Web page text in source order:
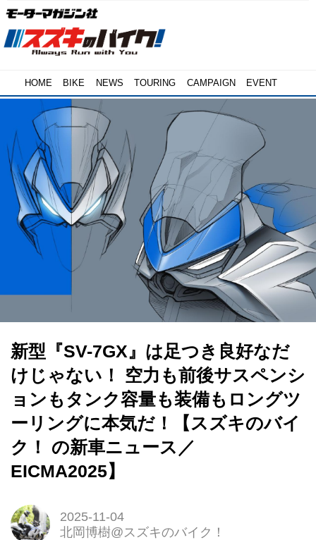
HOME BIKE NEWS TOURING CAMPAIGN EVENT
新型『SV-7GX』は足つき良好なだ
けじゃない！ 空力も前後サスペンシ
ョンもタンク容量も装備もロングツ
ーリングに本気だ！【スズキのバイ
ク！ の新車ニュース／
EICMA2025】
2025-11-04
北岡博樹@スズキのバイク！